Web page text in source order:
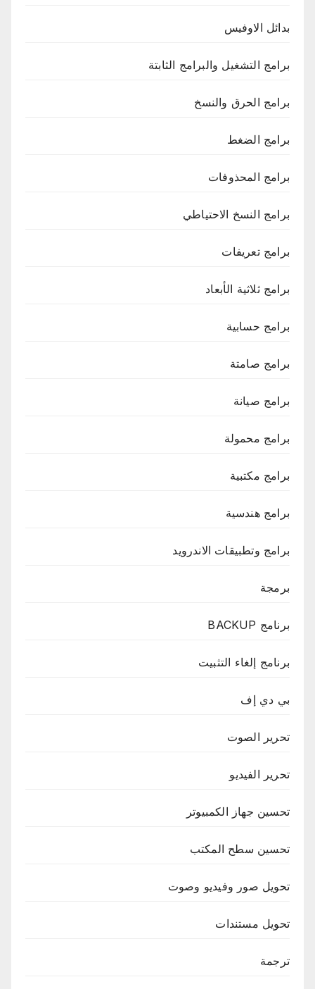
بدائل الاوفيس
برامج التشغيل والبرامج الثابتة
برامج الحرق والنسخ
برامج الضغط
برامج المحذوفات
برامج النسخ الاحتياطي
برامج تعريفات
برامج ثلاثية الأبعاد
برامج حسابية
برامج صامتة
برامج صيانة
برامج محمولة
برامج مكتبية
برامج هندسية
برامج وتطبيقات الاندرويد
برمجة
برنامج BACKUP
برنامج إلغاء التثبيت
بي دي إف
تحرير الصوت
تحرير الفيديو
تحسين جهاز الكمبيوتر
تحسين سطح المكتب
تحويل صور وفيديو وصوت
تحويل مستندات
ترجمة